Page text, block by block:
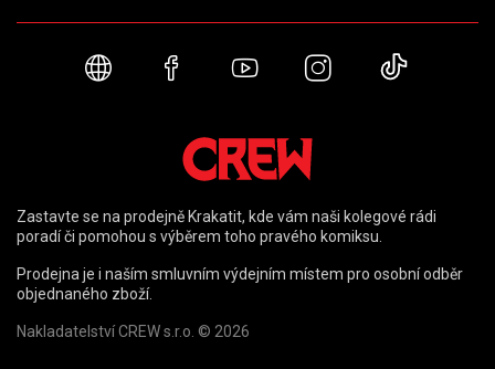
Webové stránky
FacebookYouTubeInstagram
Zastavte se na prodejně Krakatit, kde vám naši kolegové rádi
poradí či pomohou s výběrem toho pravého komiksu.
Prodejna je i naším smluvním výdejním místem pro osobní odběr
objednaného zboží.
Nakladatelství CREW s.r.o. © 2026